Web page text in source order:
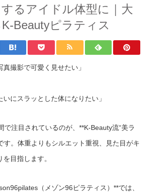
るアイドル体型に｜大
Beautyピラティス
真撮影で可愛く見せたい」
いにスラッとした体になりたい」
で注目されているのが、**K-Beauty流“美ラ
す。体重よりもシルエット重視、見た目がキ
目指します。
（メゾン96ピラティス）**では、